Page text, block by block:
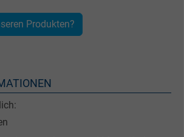
Produkten?